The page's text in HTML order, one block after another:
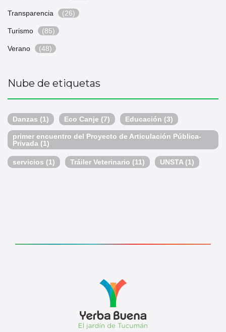
Transparencia (26)
Turismo (85)
Verano (48)
Nube de etiquetas
Danzas (1) Eco Canje (7) Educación (3)
primer encuentro del Proyecto de Articulación Pública-
Privada (1)
servicios (1) Tráiler Veterinario (11) UNSTA (1)